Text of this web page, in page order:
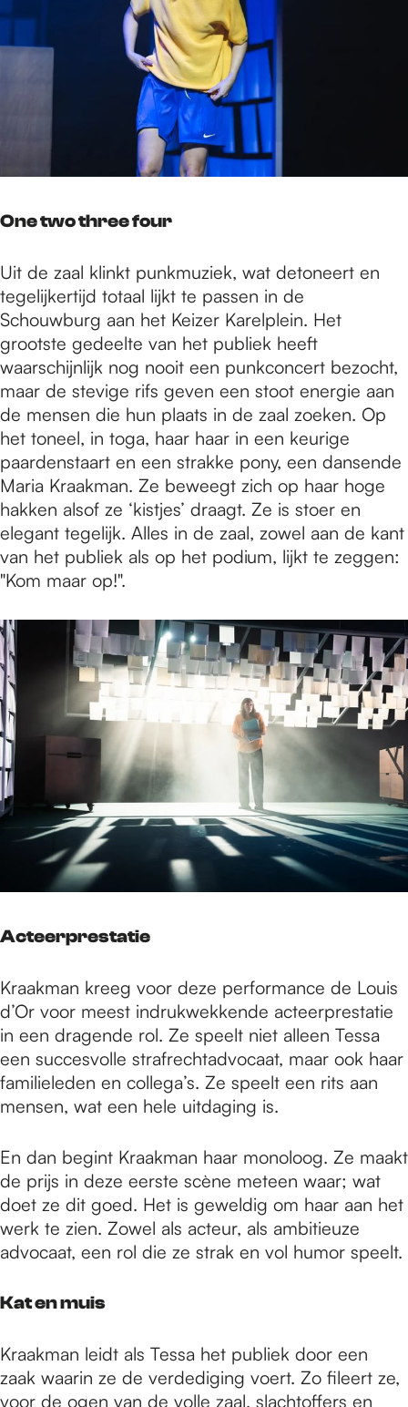
One two three four
Uit de zaal klinkt punkmuziek, wat detoneert en
tegelijkertijd totaal lijkt te passen in de
Schouwburg aan het Keizer Karelplein. Het
grootste gedeelte van het publiek heeft
waarschijnlijk nog nooit een punkconcert bezocht,
maar de stevige rifs geven een stoot energie aan
de mensen die hun plaats in de zaal zoeken. Op
het toneel, in toga, haar haar in een keurige
paardenstaart en een strakke pony, een dansende
Maria Kraakman. Ze beweegt zich op haar hoge
hakken alsof ze ‘kistjes’ draagt. Ze is stoer en
elegant tegelijk. Alles in de zaal, zowel aan de kant
van het publiek als op het podium, lijkt te zeggen:
"Kom maar op!".
Acteerprestatie
Kraakman kreeg voor deze performance de Louis
d’Or voor meest indrukwekkende acteerprestatie
in een dragende rol. Ze speelt niet alleen Tessa
een succesvolle strafrechtadvocaat, maar ook haar
familieleden en collega’s. Ze speelt een rits aan
mensen, wat een hele uitdaging is.
En dan begint Kraakman haar monoloog. Ze maakt
de prijs in deze eerste scène meteen waar; wat
doet ze dit goed. Het is geweldig om haar aan het
werk te zien. Zowel als acteur, als ambitieuze
advocaat, een rol die ze strak en vol humor speelt.
Kat en muis
Kraakman leidt als Tessa het publiek door een
zaak waarin ze de verdediging voert. Zo fileert ze,
voor de ogen van de volle zaal, slachtoffers en